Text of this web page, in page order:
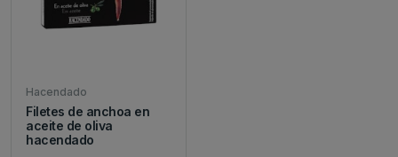
Hacendado
Filetes de anchoa en
aceite de oliva
hacendado